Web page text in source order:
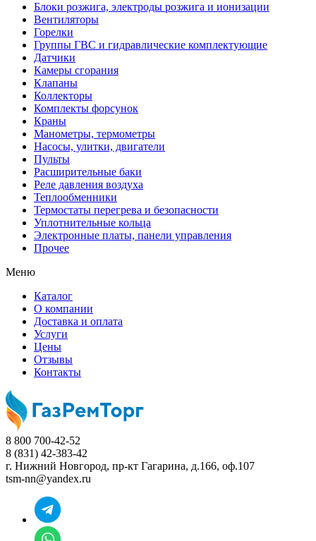
Блоки розжига, электроды розжига и ионизации
Вентиляторы
Горелки
Группы ГВС и гидравлические комплектующие
Датчики
Камеры сгорания
Клапаны
Коллекторы
Комплекты форсунок
Краны
Манометры, термометры
Насосы, улитки, двигатели
Пульты
Расширительные баки
Реле давления воздуха
Теплообменники
Термостаты перегрева и безопасности
Уплотнительные кольца
Электронные платы, панели управления
Прочее
Меню
Каталог
О компании
Доставка и оплата
Услуги
Цены
Отзывы
Контакты
8 800 700-42-52
8 (831) 42-383-42
г. Нижний Новгород, пр-кт Гагарина, д.166, оф.107
tsm-nn@yandex.ru